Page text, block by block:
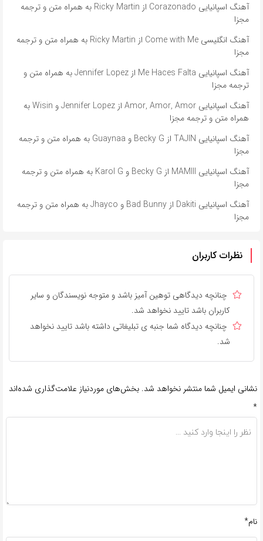
آهنگ اسپانیایی Corazonado از Ricky Martin به همراه متن و ترجمه
مجزا
آهنگ انگلیسی Come with Me از Ricky Martin به همراه متن و ترجمه
مجزا
آهنگ اسپانیایی Me Haces Falta از Jennifer Lopez به همراه متن و
ترجمه مجزا
آهنگ اسپانیایی Amor, Amor, Amor از Jennifer Lopez و Wisin به
همراه متن و ترجمه مجزا
آهنگ اسپانیایی TAJIN از Becky G و Guaynaa به همراه متن و ترجمه
مجزا
آهنگ اسپانیایی MAMIII از Becky G و Karol G به همراه متن و ترجمه
مجزا
آهنگ اسپانیایی Dakiti از Bad Bunny و Jhayco به همراه متن و ترجمه
مجزا
نظرات کاربران
چنانچه دیدگاهی توهین آمیز باشد و متوجه نویسندگان و سایر
کاربران باشد تایید نخواهد شد.
چنانچه دیدگاه شما جنبه ی تبلیغاتی داشته باشد تایید نخواهد
شد.
نشانی ایمیل شما منتشر نخواهد شد. بخش‌های موردنیاز علامت‌گذاری شده‌اند
*
نام*